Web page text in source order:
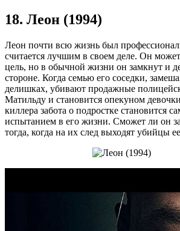
18. Леон (1994)
Леон почти всю жизнь был
считается лучшим в своем деле. Он
цель, но в обычной жизни он замкнут и
стороне. Когда семью его соседки,
делишках, убивают продажные
Матильду и становится опекуном
киллера забота о подростке становится
испытанием в его жизни. Сможет ли он
тогда, когда на их след выходят убийцы